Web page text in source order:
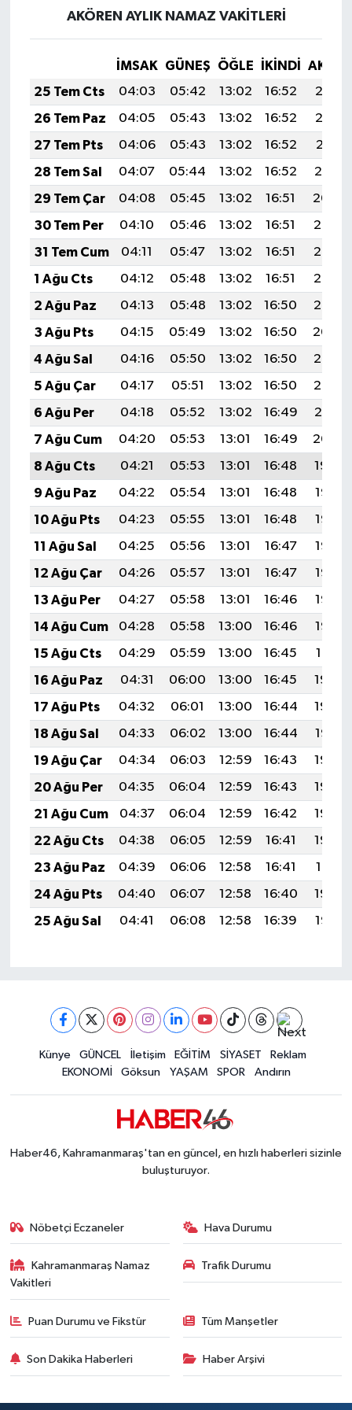
AKÖREN AYLIK NAMAZ VAKITLERI
İMSAK GÜNEŞ ÖĞLE İKINDI
25 Tem Cts
04:03 05:42 13:02 16:52
20:12
26 Tem Paz
04:05 05:43 13:02 16:52
20:12
27 Tem Pts
04:06 05:43 13:02 16:52
20:11
28 Tem Sal
04:07 05:44 13:02 16:52
20:10
29 Tem Çar
04:08 05:45 13:02 16:51
20:09
30 Tem Per
04:10 05:46 13:02 16:51
20:08
31 Tem Cum
04:11 05:47 13:02 16:51
20:07
1 Ağu Cts
04:12 05:48 13:02 16:51
20:06
2 Ağu Paz
04:13 05:48 13:02 16:50
20:05
3 Ağu Pts
04:15 05:49 13:02 16:50
20:04
4 Ağu Sal
04:16 05:50 13:02 16:50
20:03
5 Ağu Çar
04:17 05:51 13:02 16:50
20:02
6 Ağu Per
04:18 05:52 13:02 16:49
20:01
7 Ağu Cum
04:20 05:53 13:01 16:49
20:00
8 Ağu Cts
04:21 05:53 13:01 16:48
19:59
9 Ağu Paz
04:22 05:54 13:01 16:48
19:58
10 Ağu Pts
04:23 05:55 13:01 16:48
19:57
11 Ağu Sal
04:25 05:56 13:01 16:47
19:56
12 Ağu Çar
04:26 05:57 13:01 16:47
19:55
13 Ağu Per
04:27 05:58 13:01 16:46
19:53
14 Ağu Cum
04:28 05:58 13:00 16:46
19:52
15 Ağu Cts
04:29 05:59 13:00 16:45
19:51
16 Ağu Paz
04:31 06:00 13:00 16:45
19:50
17 Ağu Pts
04:32 06:01 13:00 16:44
19:48
18 Ağu Sal
04:33 06:02 13:00 16:44
19:47
19 Ağu Çar
04:34 06:03 12:59 16:43
19:46
20 Ağu Per
04:35 06:04 12:59 16:43
19:45
21 Ağu Cum
04:37 06:04 12:59 16:42
19:43
22 Ağu Cts
04:38 06:05 12:59 16:41
19:42
23 Ağu Paz
04:39 06:06 12:58 16:41
19:41
24 Ağu Pts
04:40 06:07 12:58 16:40
19:39
25 Ağu Sal
04:41 06:08 12:58 16:39 19:38
Künye GÜNCEL İletişim EĞİTİM SİYASET
Reklam
EKONOMİ
Göksun YAŞAM SPOR Andırın
Haber46, Kahramanmaraş'tan en güncel, en hızlı haberleri sizinle
buluşturuyor.
Nöbetçi Eczaneler Hava Durumu
Kahramanmaraş Namaz
Vakitleri
Trafik Durumu
Puan Durumu ve Fikstür Tüm Manşetler
Son Dakika Haberleri Haber Arşivi
OTOMOBİL
MİZAH
TARİH
Genel
Politika
YEREL
BÖLGEDEN
BİLİM TEKNOLOJİ
ASAYİŞ
SEÇİM 2015
ÇEVRE
BİLİM VE TEKNOLOJİ
YARIŞMALAR
TANITIM
HABERDE İNSAN